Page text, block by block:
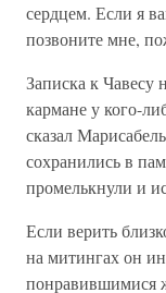
сердцем. Если я
позвоните мне,
Записка к Чавесу
кармане у кого-
сказал
сохранились в
промелькнули и
Если верить
на митингах он
понравившимися